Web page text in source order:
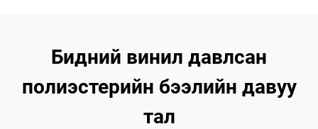
Бидний винил давлсан
полиэстерийн бээлийн давуу
тал